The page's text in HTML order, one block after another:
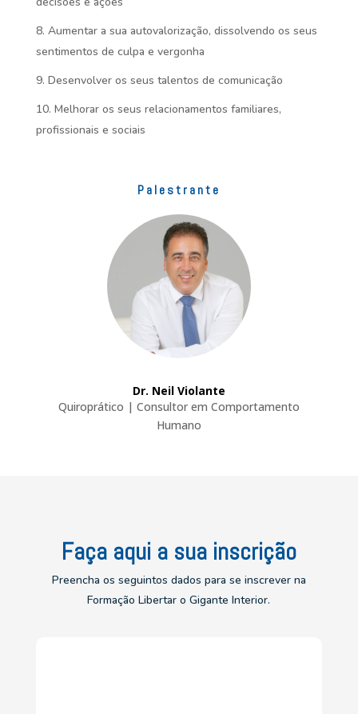
Aumentar a sua autovalorização, dissolvendo os seus
sentimentos de culpa e vergonha
Desenvolver os seus talentos de comunicação
Melhorar os seus relacionamentos familiares,
profissionais e sociais
Palestrante
Dr. Neil Violante
Quiroprático | Consultor em Comportamento
Humano
Faça aqui a sua inscrição
Preencha os seguintos dados para se inscrever na
Formação Libertar o Gigante Interior.